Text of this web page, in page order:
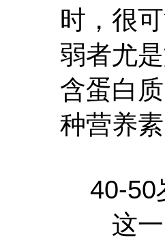
时，很
弱者尤
含蛋白
种营养
40-50
这一时